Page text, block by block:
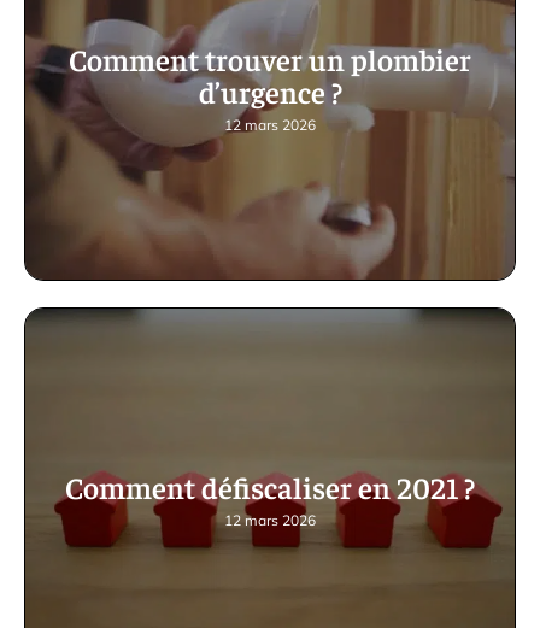
Comment trouver un plombier
d’urgence ?
12 mars 2026
Comment défiscaliser en 2021 ?
12 mars 2026